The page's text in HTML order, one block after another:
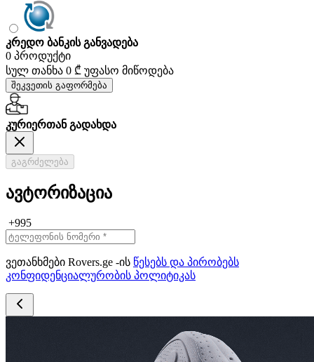
კრედო ბანკის განვადება
0 პროდუქტი
სულ თანხა 0 ₾ უფასო მიწოდება
შეკვეთის გაფორმება
კურიერთან გადახდა
გაგრძელება
ავტორიზაცია
+995
ვეთანხმები Rovers.ge -ის წესებს და პირობებს
კონფიდენციალურობის პოლიტიკას